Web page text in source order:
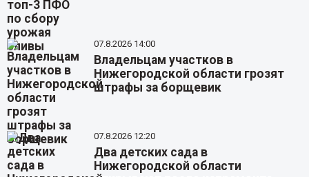
07.8.2026 14:00
Владельцам участков в
Нижегородской области грозят
штрафы за борщевик
07.8.2026 12:20
Два детских сада в
Нижегородской области